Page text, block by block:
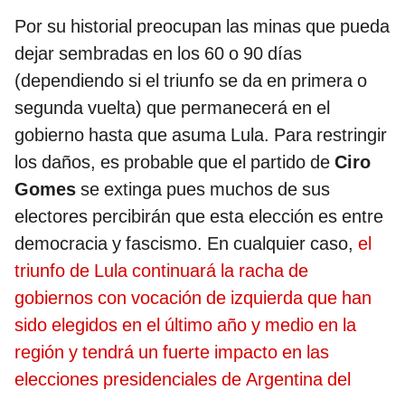
Por su historial preocupan las minas que pueda
dejar sembradas en los 60 o 90 días
(dependiendo si el triunfo se da en primera o
segunda vuelta) que permanecerá en el
gobierno hasta que asuma Lula. Para restringir
los daños, es probable que el partido de Ciro
Gomes se extinga pues muchos de sus
electores percibirán que esta elección es entre
democracia y fascismo. En cualquier caso, el
triunfo de Lula continuará la racha de
gobiernos con vocación de izquierda que han
sido elegidos en el último año y medio en la
región y tendrá un fuerte impacto en las
elecciones presidenciales de Argentina del